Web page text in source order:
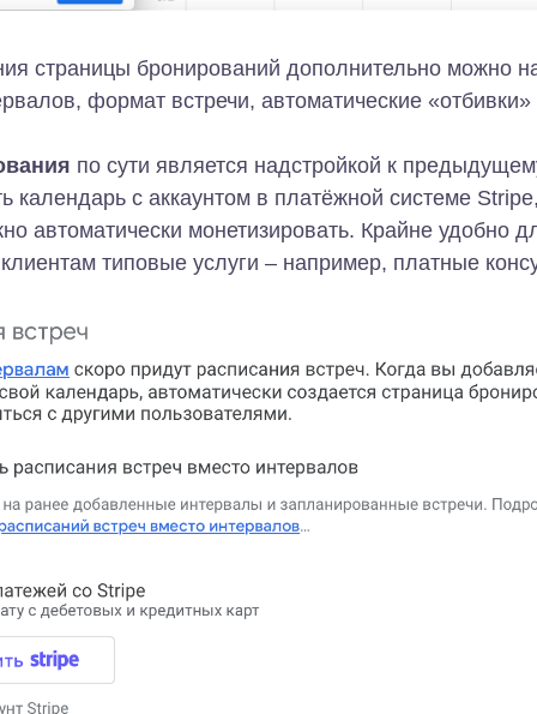
страницы бронирований дополнительно можно
формат встречи, автоматические
по сути является надстройкой к
календарь с аккаунтом в платёжной системе
автоматически монетизировать. Крайне удобно
типовые услуги – например, платные